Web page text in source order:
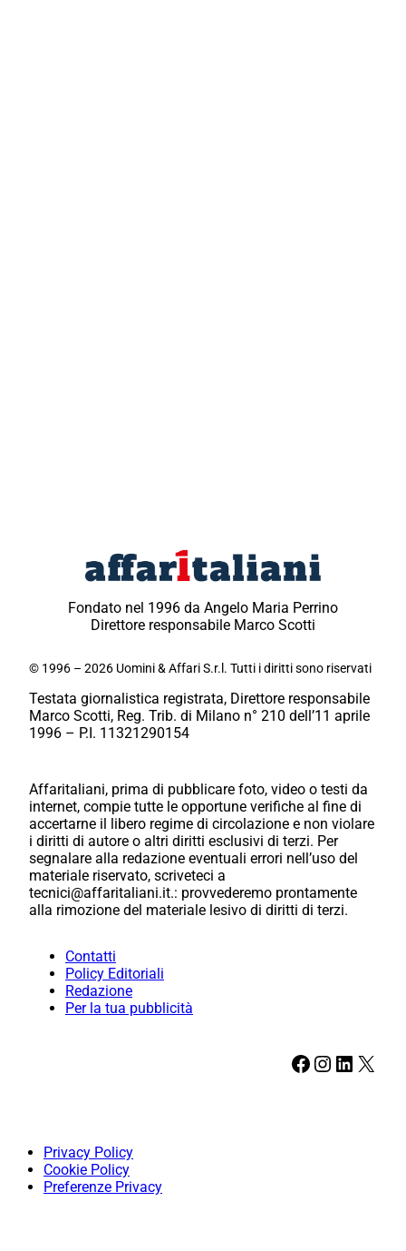
Fondato nel 1996 da Angelo Maria Perrino
Direttore responsabile Marco Scotti
© 1996 – 2026 Uomini & Affari S.r.l. Tutti i diritti sono riservati
Testata giornalistica registrata, Direttore responsabile
Marco Scotti, Reg. Trib. di Milano n° 210 dell’11 aprile
1996 – P.I. 11321290154
Affaritaliani, prima di pubblicare foto, video o testi da
internet, compie tutte le opportune verifiche al fine di
accertarne il libero regime di circolazione e non violare
i diritti di autore o altri diritti esclusivi di terzi. Per
segnalare alla redazione eventuali errori nell’uso del
materiale riservato, scriveteci a
tecnici@affaritaliani.it.: provvederemo prontamente
alla rimozione del materiale lesivo di diritti di terzi.
Contatti
Policy Editoriali
Redazione
Per la tua pubblicità
Facebook Instagram LinkedIn X
Privacy Policy
Cookie Policy
Preferenze Privacy